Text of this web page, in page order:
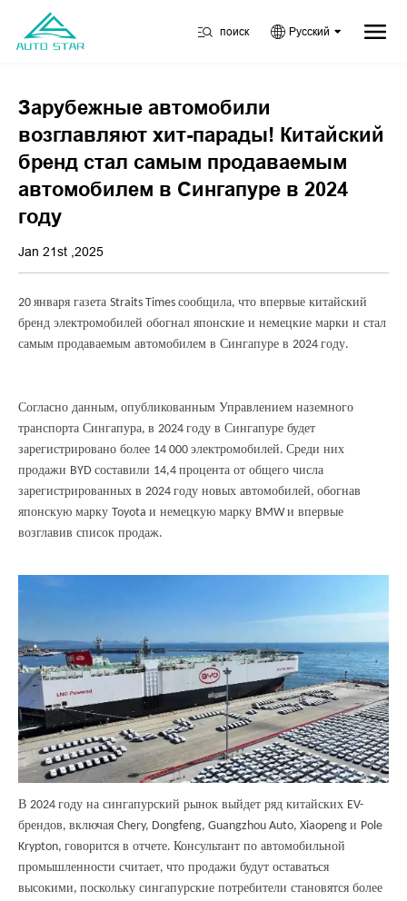
поиск Русский
Зарубежные автомобили
возглавляют хит-парады! Китайский
бренд стал самым продаваемым
автомобилем в Сингапуре в 2024
году
Jan 21st ,2025
20 января газета Straits Times сообщила, что впервые китайский
бренд электромобилей обогнал японские и немецкие марки и стал
самым продаваемым автомобилем в Сингапуре в 2024 году.
Согласно данным, опубликованным Управлением наземного
транспорта Сингапура, в 2024 году в Сингапуре будет
зарегистрировано более 14 000 электромобилей. Среди них
продажи BYD составили 14,4 процента от общего числа
зарегистрированных в 2024 году новых автомобилей, обогнав
японскую марку Toyota и немецкую марку BMWи впервые
возглавив список продаж.
В 2024 году на сингапурский рынок выйдет ряд китайских EV-
брендов, включая Chery, Dongfeng, Guangzhou Auto, Xiaopeng и Pole
Krypton, говорится в отчете. Консультант по автомобильной
промышленности считает, что продажи будут оставаться
высокими, поскольку сингапурские потребители становятся более